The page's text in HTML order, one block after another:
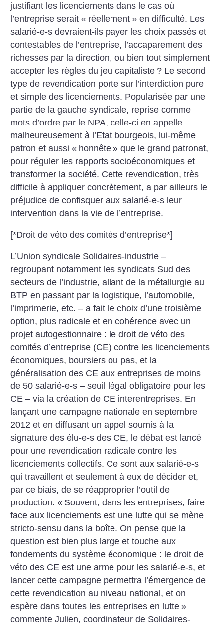
justifiant les licenciements dans le cas où
l’entreprise serait « réellement » en difficulté. Les
salarié-e-s devraient-ils payer les choix passés et
contestables de l’entreprise, l’accaparement des
richesses par la direction, ou bien tout simplement
accepter les règles du jeu capitaliste ? Le second
type de revendication porte sur l’interdiction pure
et simple des licenciements. Popularisée par une
partie de la gauche syndicale, reprise comme
mots d’ordre par le NPA, celle-ci en appelle
malheureusement à l’Etat bourgeois, lui-même
patron et aussi « honnête » que le grand patronat,
pour réguler les rapports socioéconomiques et
transformer la société. Cette revendication, très
difficile à appliquer concrètement, a par ailleurs le
préjudice de confisquer aux salarié-e-s leur
intervention dans la vie de l’entreprise.
[*Droit de véto des comités d’entreprise*]
L’Union syndicale Solidaires-industrie –
regroupant notamment les syndicats Sud des
secteurs de l’industrie, allant de la métallurgie au
BTP en passant par la logistique, l’automobile,
l’imprimerie, etc. – a fait le choix d’une troisième
option, plus radicale et en cohérence avec un
projet autogestionnaire : le droit de véto des
comités d’entreprise (CE) contre les licenciements
économiques, boursiers ou pas, et la
généralisation des CE aux entreprises de moins
de 50 salarié-e-s – seuil légal obligatoire pour les
CE – via la création de CE interentreprises. En
lançant une campagne nationale en septembre
2012 et en diffusant un appel soumis à la
signature des élu-e-s des CE, le débat est lancé
pour une revendication radicale contre les
licenciements collectifs. Ce sont aux salarié-e-s
qui travaillent et seulement à eux de décider et,
par ce biais, de se réapproprier l’outil de
production. « Souvent, dans les entreprises, faire
face aux licenciements est une lutte qui se mène
stricto-sensu dans la boîte. On pense que la
question est bien plus large et touche aux
fondements du système économique : le droit de
véto des CE est une arme pour les salarié-e-s, et
lancer cette campagne permettra l’émergence de
cette revendication au niveau national, et on
espère dans toutes les entreprises en lutte »
commente Julien, coordinateur de Solidaires-